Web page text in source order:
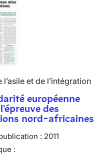
l’asile et de l’intégration
européenne
des
nord-africaines
: 2011
: